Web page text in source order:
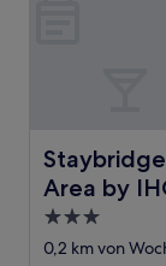
Area by
Staybridge
3.0-
Sterne-
0,2 km von